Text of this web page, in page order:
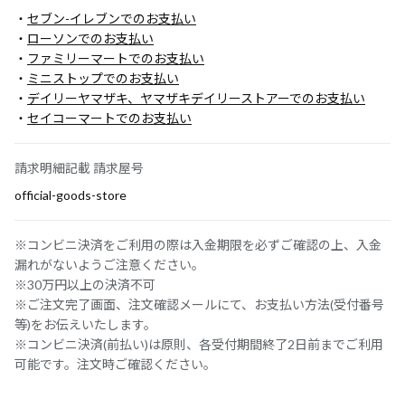
・ セブン-イレブンでのお支払い
・ ローソンでのお支払い
・ ファミリーマートでのお支払い
・ ミニストップでのお支払い
・ デイリーヤマザキ、ヤマザキデイリーストアーでのお支払い
・ セイコーマートでのお支払い
請求明細記載 請求屋号
official-goods-store
※コンビニ決済をご利用の際は入金期限を必ずご確認の上、入金
漏れがないようご注意ください。
※30万円以上の決済不可
※ご注文完了画面、注文確認メールにて、お支払い方法(受付番号
等)をお伝えいたします。
※コンビニ決済(前払い)は原則、各受付期間終了2日前までご利用
可能です。注文時ご確認ください。